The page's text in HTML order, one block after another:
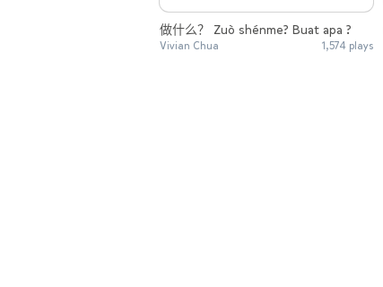
做什么？ Zuò shénme? Buat apa ?
Vivian Chua 1,574 plays